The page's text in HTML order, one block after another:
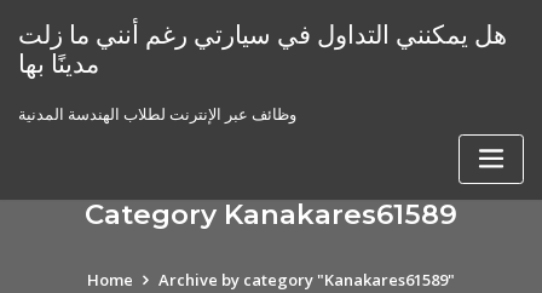
content
هل يمكنني التداول في سيارتي رغم أنني ما زلت
مدينًا بها
وظائف عبر الإنترنت لطلاب الهندسة المدنية
Category Kanakares61589
Home Archive by category "Kanakares61589"